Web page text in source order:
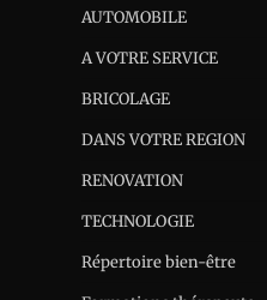
AUTOMOBILE
A VOTRE SERVICE
BRICOLAGE
DANS VOTRE REGION
RENOVATION
TECHNOLOGIE
Répertoire bien-être